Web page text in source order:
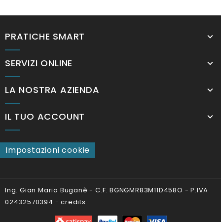
PRATICHE SMART
SERVIZI ONLINE
LA NOSTRA AZIENDA
IL TUO ACCOUNT
Impostazioni cookie
Ing. Gian Maria Buganè - C.F. BGNGMR83M11D458O - P.IVA
02432570394 -credits